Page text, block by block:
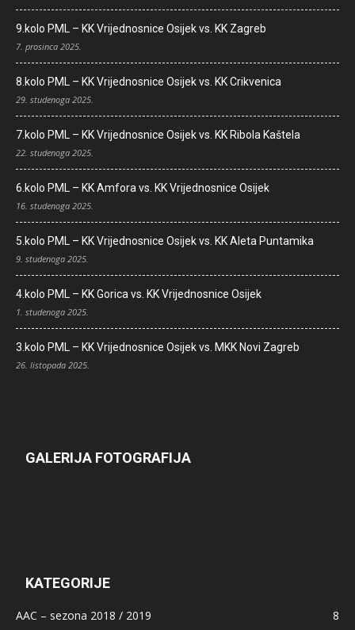
9.kolo PML – KK Vrijednosnice Osijek vs. KK Zagreb
7. prosinca 2025.
8.kolo PML – KK Vrijednosnice Osijek vs. KK Crikvenica
29. studenoga 2025.
7.kolo PML – KK Vrijednosnice Osijek vs. KK Ribola Kaštela
22. studenoga 2025.
6.kolo PML – KK Amfora vs. KK Vrijednosnice Osijek
16. studenoga 2025.
5.kolo PML – KK Vrijednosnice Osijek vs. KK Aleta Puntamika
9. studenoga 2025.
4.kolo PML – KK Gorica vs. KK Vrijednosnice Osijek
1. studenoga 2025.
3.kolo PML – KK Vrijednosnice Osijek vs. MKK Novi Zagreb
26. listopada 2025.
GALERIJA FOTOGRAFIJA
KATEGORIJE
AAC – sezona 2018 / 2019
8